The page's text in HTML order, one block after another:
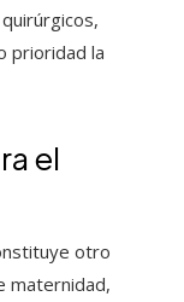
prioridad la
el
otro
maternidad,